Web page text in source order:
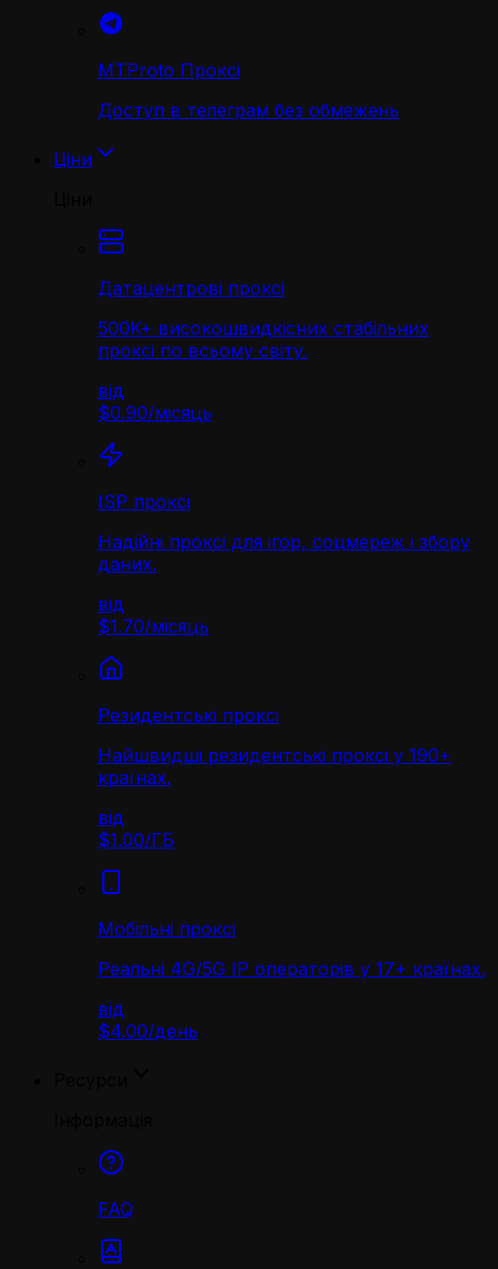
MTProto Проксі
Доступ в телеграм без обмежень
Ціни
Датацентрові проксі
500K+ високошвидкісних стабільних
проксі по всьому світу.
від
$0.90/місяць
ISP проксі
Надійні проксі для ігор, соцмереж і збору
даних.
від
$1.70/місяць
Резидентські проксі
Найшвидші резидентські проксі у 190+
країнах.
від
$1.00/ГБ
Мобільні проксі
Реальні 4G/5G IP операторів у 17+ країнах.
від
$4.00/день
FAQ